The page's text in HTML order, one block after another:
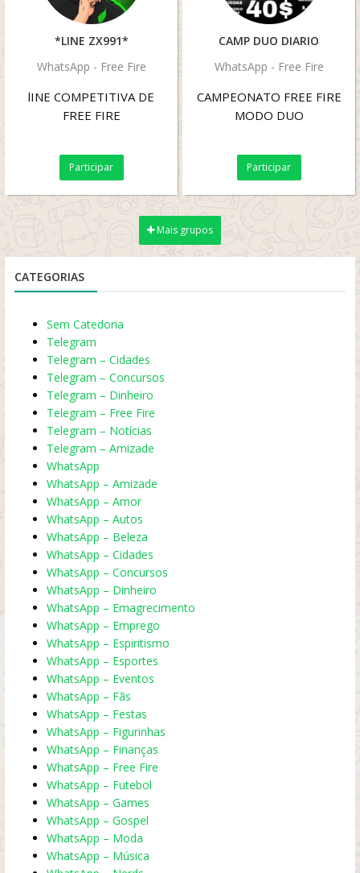
*LINE ZX991*
WhatsApp - Free Fire
lINE COMPETITIVA DE
FREE FIRE
Participar
CAMP DUO DIARIO
WhatsApp - Free Fire
CAMPEONATO FREE FIRE
MODO DUO
Participar
Mais grupos
CATEGORIAS
Sem Catedoria
Telegram
Telegram – Cidades
Telegram – Concursos
Telegram – Dinheiro
Telegram – Free Fire
Telegram – Notícias
Telegram – Amizade
WhatsApp
WhatsApp – Amizade
WhatsApp – Amor
WhatsApp – Autos
WhatsApp – Beleza
WhatsApp – Cidades
WhatsApp – Concursos
WhatsApp – Dinheiro
WhatsApp – Emagrecimento
WhatsApp – Emprego
WhatsApp – Espiritismo
WhatsApp – Esportes
WhatsApp – Eventos
WhatsApp – Fãs
WhatsApp – Festas
WhatsApp – Figurinhas
WhatsApp – Finanças
WhatsApp – Free Fire
WhatsApp – Futebol
WhatsApp – Games
WhatsApp – Gospel
WhatsApp – Moda
WhatsApp – Música